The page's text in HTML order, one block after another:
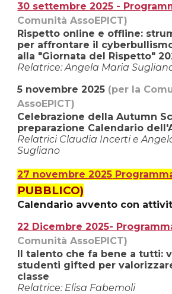
30 settembre 2025 -
Comunità AssoEPICT)
Rispetto online e offline:
per affrontare il
alla "Giornata del Rispetto"
Relatrice: Angela Maria
5 novembre 2025 (per la
AssoEPICT)
Celebrazione della Autumn
preparazione Calendario
Relatrici Claudia Incerti e
Sugliano
27 novembre 2025
PUBBLICO)
Calendario avvento con
22 Dicembre 2025-
Comunità AssoEPICT)
Il talento che fa bene a tutti:
studenti gifted per
classe
Relatrice: Elisa Fabemoli